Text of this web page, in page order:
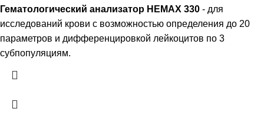
Гематологический анализатор HEMAX 330 - для
исследований крови с возможностью определения до 20
параметров и дифференцировкой лейкоцитов по 3
субпопуляциям.